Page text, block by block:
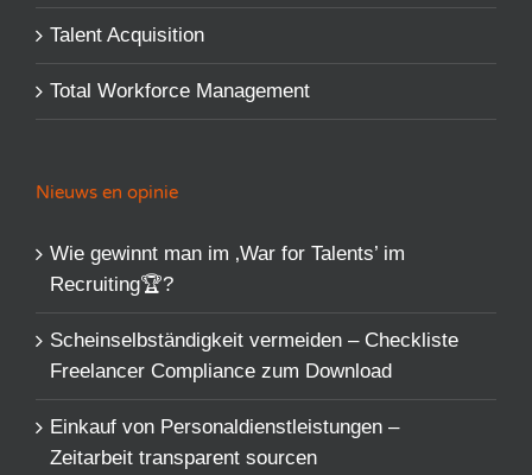
Talent Acquisition
Total Workforce Management
Nieuws en opinie
Wie gewinnt man im ‚War for Talents’​ im
Recruiting🏆?
Scheinselbständigkeit vermeiden – Checkliste
Freelancer Compliance zum Download
Einkauf von Personaldienstleistungen –
Zeitarbeit transparent sourcen